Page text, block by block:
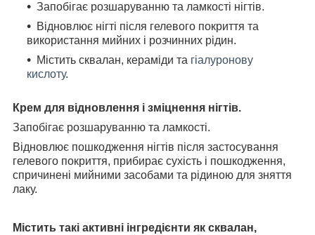
Запобігає розшаруванню та ламкості нігтів.
Відновлює нігті після гелевого покриття та
використання мийних і розчинних рідин.
Містить сквалан, кераміди та гіалуронову
кислоту.
Крем для відновлення і зміцнення нігтів.
Запобігає розшаруванню та ламкості.
Відновлює пошкодження нігтів після застосування
гелевого покриття, прибирає сухість і пошкодження,
спричинені мийними засобами та рідиною для зняття
лаку.
Містить такі активні інгредієнти як сквалан,